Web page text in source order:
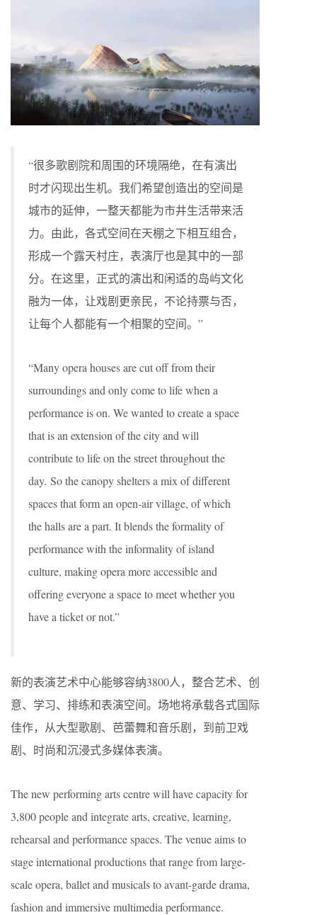
“很多歌剧院和周围的环境隔绝，在有演出
时才闪现出生机。我们希望创造出的空间是
城市的延伸，一整天都能为市井生活带来活
力。由此，各式空间在天棚之下相互组合，
形成一个露天村庄，表演厅也是其中的一部
分。在这里，正式的演出和闲适的岛屿文化
融为一体，让戏剧更亲民，不论持票与否，
让每个人都能有一个相聚的空间。”
“Many opera houses are cut off from their
surroundings and only come to life when a
performance is on. We wanted to create a space
that is an extension of the city and will
contribute to life on the street throughout the
day. So the canopy shelters a mix of different
spaces that form an open-air village, of which
the halls are a part. It blends the formality of
performance with the informality of island
culture, making opera more accessible and
offering everyone a space to meet whether you
have a ticket or not.”
新的表演艺术中心能够容纳3800人，整合艺术、创
意、学习、排练和表演空间。场地将承载各式国际
佳作，从大型歌剧、芭蕾舞和音乐剧，到前卫戏
剧、时尚和沉浸式多媒体表演。
The new performing arts centre will have capacity for
3,800 people and integrate arts, creative, learning,
rehearsal and performance spaces. The venue aims to
stage international productions that range from large-
scale opera, ballet and musicals to avant-garde drama,
fashion and immersive multimedia performance.